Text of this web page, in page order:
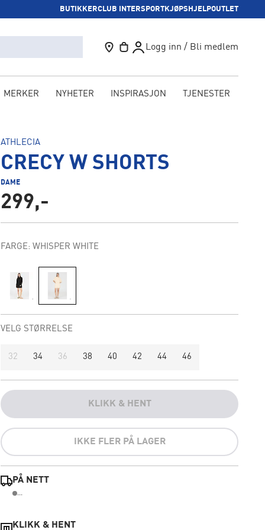
BUTIKKERCLUB INTERSPORTKJØPSHJELPOUTLET
Logg inn / Bli medlem
MERKER NYHETER INSPIRASJON TJENESTER
ATHLECIA
CRECY W SHORTS
DAME
299,-
FARGE: WHISPER WHITE
VELG STØRRELSE
32 34 36 38 40 42 44 46
KLIKK & HENT
IKKE FLER PÅ LAGER
PÅ NETT
...
KLIKK & HENT